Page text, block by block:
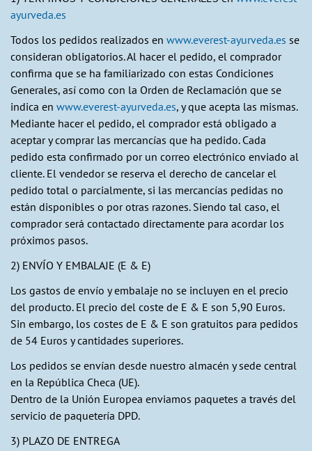
ayurveda.es
Todos los pedidos realizados en www.everest-ayurveda.es se
consideran obligatorios. Al hacer el pedido, el comprador
confirma que se ha familiarizado con estas Condiciones
Generales, así como con la Orden de Reclamación que se
indica en www.everest-ayurveda.es, y que acepta las mismas.
Mediante hacer el pedido, el comprador está obligado a
aceptar y comprar las mercancías que ha pedido. Cada
pedido esta confirmado por un correo electrónico enviado al
cliente. El vendedor se reserva el derecho de cancelar el
pedido total o parcialmente, si las mercancías pedidas no
están disponibles o por otras razones. Siendo tal caso, el
comprador será contactado directamente para acordar los
próximos pasos.
2) ENVÍO Y EMBALAJE (E & E)
Los gastos de envío y embalaje no se incluyen en el precio
del producto. El precio del coste de E & E son 5,90 Euros.
Sin embargo, los costes de E & E son gratuitos para pedidos
de 54 Euros y cantidades superiores.
Los pedidos se envían desde nuestro almacén y sede central
en la República Checa (UE).
Dentro de la Unión Europea enviamos paquetes a través del
servicio de paquetería DPD.
3) PLAZO DE ENTREGA